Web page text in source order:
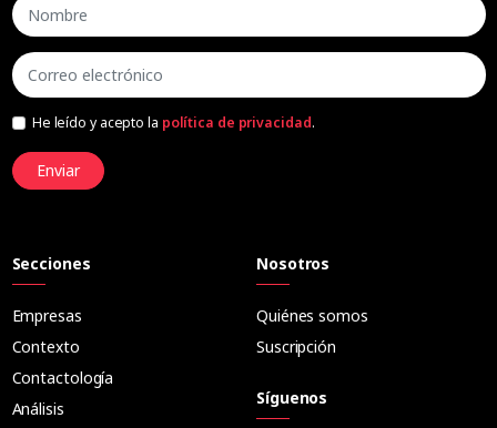
He leído y acepto la política de privacidad.
Enviar
Secciones
Empresas
Contexto
Contactología
Análisis
Nosotros
Quiénes somos
Suscripción
Síguenos